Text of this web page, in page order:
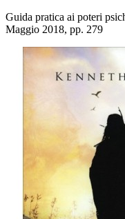
Guida pratica ai poteri
Maggio 2018, pp. 279